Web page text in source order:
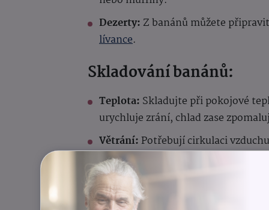
Dezerty: Z banánů můžete
lívance.
Skladování banánů:
Teplota: Skladujte při pokojové
urychluje zrání, chlad zase
Větrání:Potřebují cirkulaci
nebo igelitových sáčcích.
Mimo jiný druh ovoce:
Skladujte
nejdelší trvanlivosti.